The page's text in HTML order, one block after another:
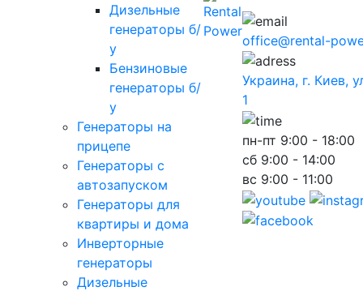
Дизельные
генераторы б/
у
Бензиновые
генераторы б/
у
Генераторы на
прицепе
Генераторы с
автозапуском
Генераторы для
квартиры и дома
Инверторные
генераторы
Дизельные
office@rental-
Украина, г. Киев,
1
пн-пт 9:00 - 18:00
сб 9:00 - 14:00
вс 9:00 - 11:00